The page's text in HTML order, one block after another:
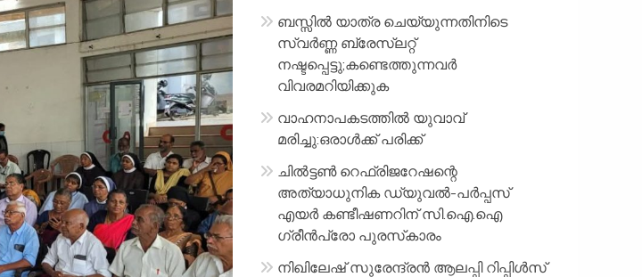
ബസ്സിൽ യാത്ര ചെയ്യുന്നതിനിടെ
സ്വർണ്ണ ബ്രേസ്‌ലറ്റ്
നഷ്ടപ്പെട്ടു;കണ്ടെത്തുന്നവർ
വിവരമറിയിക്കുക
വാഹനാപകടത്തിൽ യുവാവ്
മരിച്ചു:ഒരാൾക്ക് പരിക്ക്
ചിൽട്ടൺ റെഫ്രിജറേഷന്റെ
അത്യാധുനിക ഡ്യുവൽ-പർപ്പസ്
എയർ കണ്ടീഷണറിന് സി.ഐ.ഐ
ഗ്രീൻപ്രോ പുരസ്‌കാരം
നിഖിലേഷ് സുരേന്ദ്രൻ ആലപ്പി റിപ്പിൾസ്